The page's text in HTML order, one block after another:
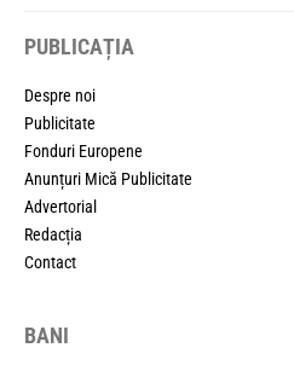
PUBLICAȚIA
Despre noi
Publicitate
Fonduri Europene
Anunțuri Mică Publicitate
Advertorial
Redacția
Contact
BANI